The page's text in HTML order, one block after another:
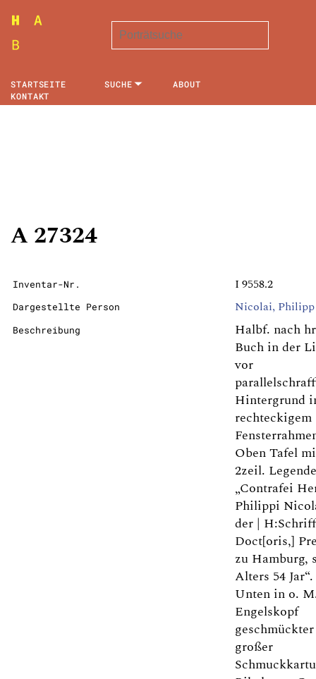
STARTSEITE SUCHE
ABOUT
KONTAKT
A 27324
Inventar-Nr. I 9558.2
Dargestellte Person Nicolai, Philipp
Beschreibung
Halbf. nach
Buch in der
vor
Hintergrund
rechteckigem
Oben Tafel
2zeil. Legende
„Contrafei
Philippi
der |
Doct[oris,]
zu Hamburg,
Alters 54
Unten in o.
Engelskopf
geschmückter
großer